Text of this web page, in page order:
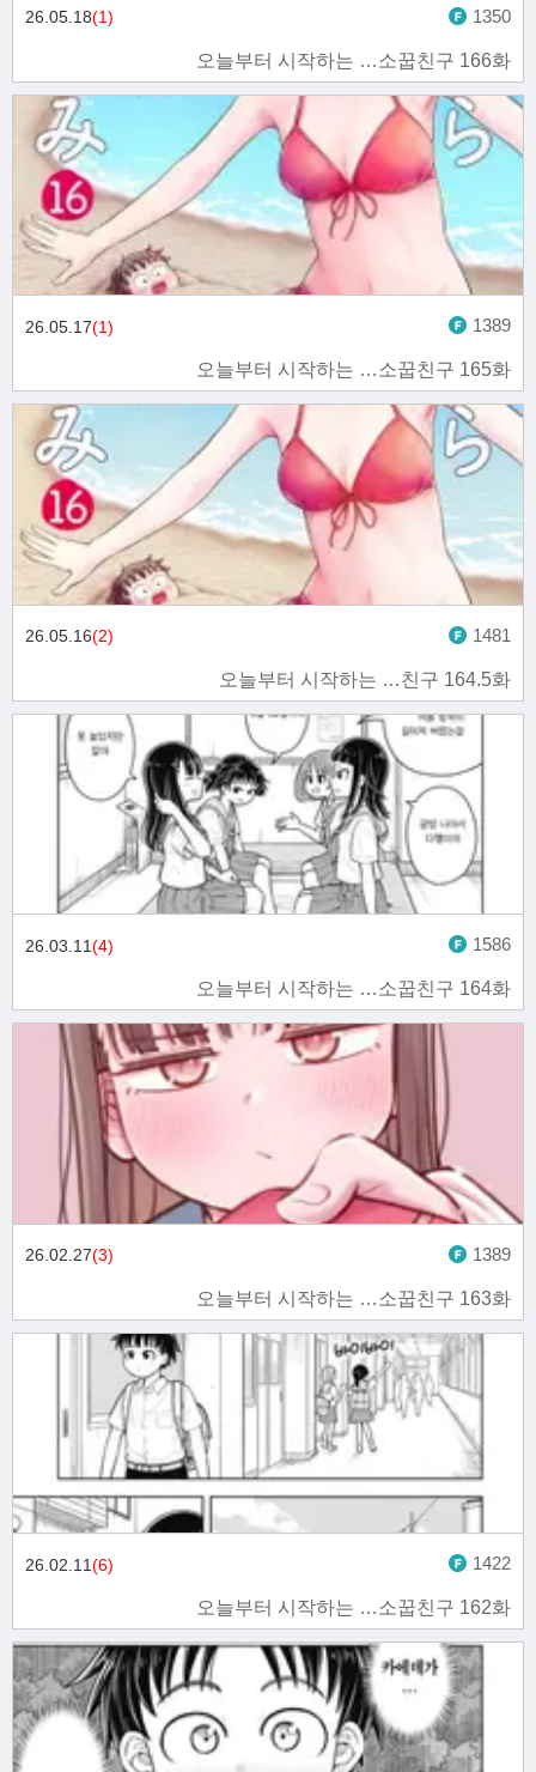
오늘부터 시작하는 …소꿉친구 166화
26.05.18(1) 1350
오늘부터 시작하는 …소꿉친구 165화
26.05.17(1) 1389
오늘부터 시작하는 …친구 164.5화
26.05.16(2) 1481
오늘부터 시작하는 …소꿉친구 164화
26.03.11(4) 1586
오늘부터 시작하는 …소꿉친구 163화
26.02.27(3) 1389
오늘부터 시작하는 …소꿉친구 162화
26.02.11(6) 1422